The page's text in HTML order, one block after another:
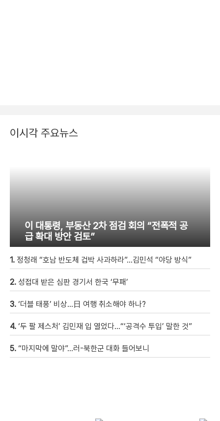
이시각 주요뉴스
이 대통령, 부동산 2차 점검 회의 “전폭적 공
급 확대 방안 검토”
1. 정청래 “호남 반도체 겁박 사과하라”…김민석 “야당 방식”
2. 성접대 받은 심판 경기서 한국 ‘무패’
3. ‘더블 태풍’ 비상…日 여행 취소해야 하나?
4. ‘두 팔 제스처’ 김민재 입 열었다…“‘공격수 투입’ 말한 것”
5. “마지막에 말야”…러-북한군 대화 들어보니